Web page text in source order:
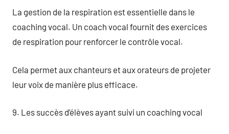
La gestion de la respiration est essentielle dans le
coaching vocal. Un coach vocal fournit des exercices
de respiration pour renforcer le contrôle vocal.
Cela permet aux chanteurs et aux orateurs de projeter
leur voix de manière plus efficace.
9. Les succès d’élèves ayant suivi un coaching vocal